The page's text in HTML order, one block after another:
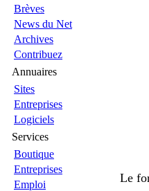
Brèves
News du Net
Archives
Contribuez
Annuaires
Sites
Entreprises
Logiciels
Services
Boutique
Entreprises
Emploi
Le